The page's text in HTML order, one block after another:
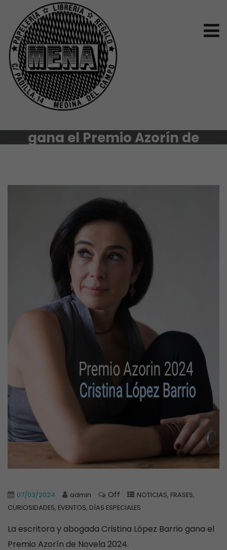
La escritora y abogada
gana el Premio Azorín de
07/03/2024 admin Off
NOTICIAS, FRASES,
CURIOSIDADES, EVENTOS, DÍAS ESPECIALES
La escritora y abogada Cristina López Barrio gana el
Premio Azorín de Novela 2024.